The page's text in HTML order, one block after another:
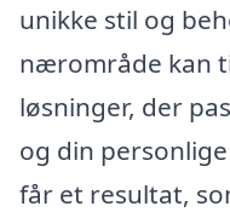
unikke stil og
nærområde kan
løsninger, der
og din
får et resultat,